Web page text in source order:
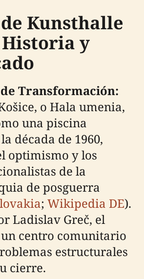
Kunsthalle
Historia y
Transformación:
o Hala umenia,
una piscina
década de 1960,
optimismo y los
de la
de posguerra
; Wikipedia DE).
Ladislav Greč, el
centro comunitario
estructurales
cierre.